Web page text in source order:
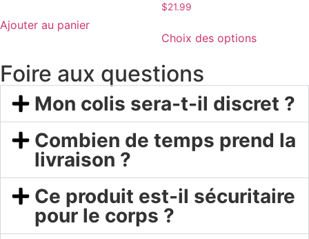
Ajouter au panier
$21.99
Choix des options
Foire aux questions
Mon colis sera-t-il discret ?
Combien de temps prend la
livraison ?
Ce produit est-il sécuritaire
pour le corps ?